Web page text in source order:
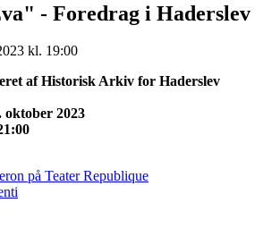
- Foredrag i Haderslev
kl. 19:00
af Historisk Arkiv for Haderslev
oktober 2023